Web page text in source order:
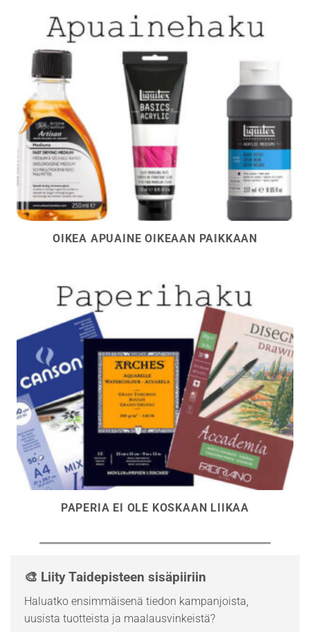
OIKEA APUAINE OIKEAAN PAIKKAAN
PAPERIA EI OLE KOSKAAN LIIKAA
🎨 Liity Taidepisteen sisäpiiriin
Haluatko ensimmäisenä tiedon kampanjoista,
uusista tuotteista ja maalausvinkeistä?